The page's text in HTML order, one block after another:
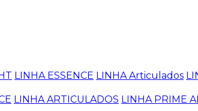
LINHA ESSENCE LINHA Articulados
LINHA ARTICULADOS LINHA PRIME